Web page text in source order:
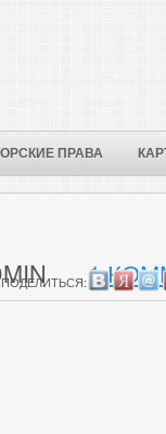
ПРАВА
1
ПОДЕЛИТЬСЯ: